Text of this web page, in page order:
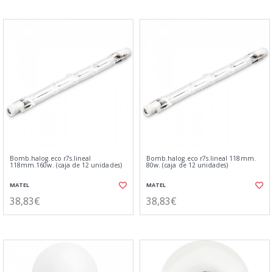
Bomb.halog.eco r7s.lineal
118mm.160w. (caja de 12 unidades)
MATEL
38,83€
Bomb.halog.eco r7s.lineal 118mm.
80w. (caja de 12 unidades)
MATEL
38,83€